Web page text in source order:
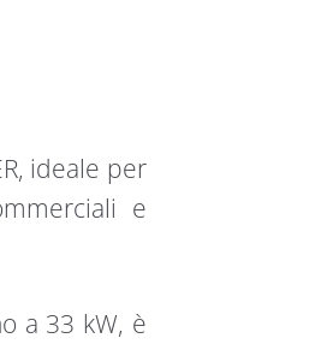
ideale per
e
a 33 kW, è